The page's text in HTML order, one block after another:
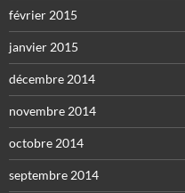
février 2015
janvier 2015
décembre 2014
novembre 2014
octobre 2014
septembre 2014